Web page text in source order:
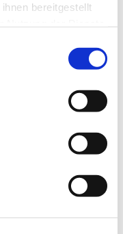
bereitgestellt